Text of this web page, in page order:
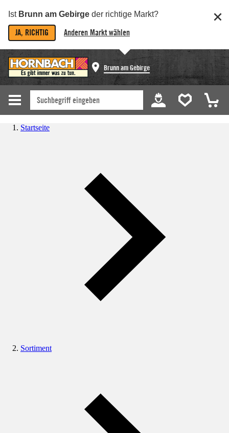
Ist Brunn am Gebirge der richtige Markt?
JA, RICHTIG Anderen Markt wählen
Brunn am Gebirge
Startseite
Sortiment